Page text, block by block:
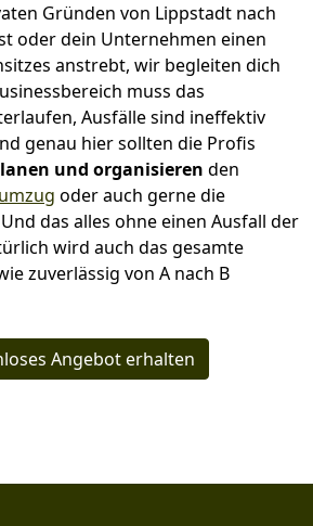
Gründen von Lippstadt nach
oder dein Unternehmen einen
anstrebt, wir begleiten dich
muss das
Ausfälle sind ineffektiv
genau hier sollten die Profis
und organisieren den
oder auch gerne die
das alles ohne einen Ausfall der
wird auch das gesamte
zuverlässig von A nach B
Angebot erhalten